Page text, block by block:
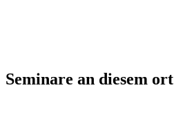
Seminare an diesem ort